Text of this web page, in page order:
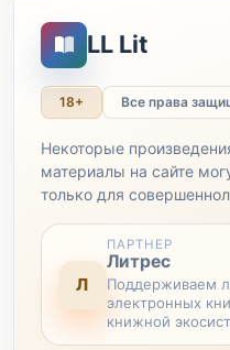
LL Lit
18+ Все права
Некоторые
материалы на сайте
только для
Л
ПАРТНЕР
Литрес
Поддерживаем
электронных
книжной